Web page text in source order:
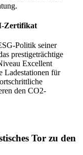
Zertifikat
Politik seiner
prestigeträchtige
Excellent
Ladestationen für
den CO2-
Tor zu den